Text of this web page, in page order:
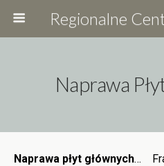
Naprawa
Naprawa płyt głównych…